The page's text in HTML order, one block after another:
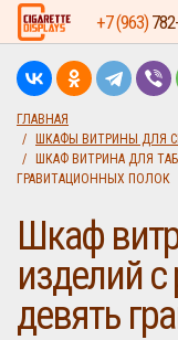
+7 (963)
ГЛАВНАЯ
ШКАФЫ ВИТРИНЫ ДЛЯ
ШКАФ ВИТРИНА ДЛЯ
ГРАВИТАЦИОННЫХ ПОЛОК
Шкаф
изделий
девять